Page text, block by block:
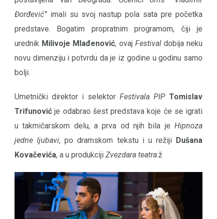
Đorđević” imali su svoj nastup pola sata pre početka
predstave. Bogatim propratnim programom, čiji je
urednik Milivoje Mlađenović, ovaj Festivaldobija neku
novu dimenziju i potvrdu da je iz godine u godinu samo
bolji.
Umetnički direktor i selektor Festivala PIP Tomislav
Trifunović je odabrao šest predstava koje će se igrati
u takmičarskom delu, a prva od njih bila je Hipnoza
jedne ljubavi, po dramskom tekstu i u režiji Dušana
Kovačevića, a u produkciji Zvezdara teatra.ž